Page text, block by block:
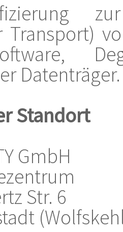
Transport)
Datenträger.
Standort
GmbH
Str. 6